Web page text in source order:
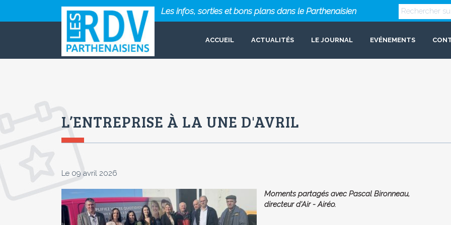
Les infos, sorties et bons plans dans le Parthenaisien
ACCUEIL ACTUALITÉS LE JOURNAL EVÉNEMENTS
L’ENTREPRISE À LA UNE D'AVRIL
Le 09 avril 2026
Moments partagés avec Pascal Bironneau,
directeur d'Air - Airéo.